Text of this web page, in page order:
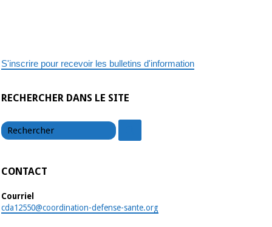
S'inscrire pour recevoir les bulletins d'information
RECHERCHER DANS LE SITE
CONTACT
Courriel
cda12550@coordination-defense-sante.org